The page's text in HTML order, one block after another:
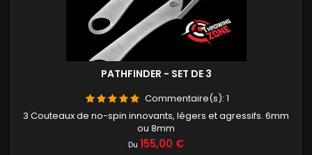
PATHFINDER - SET DE 3
Commentaire(s): 1
3 Couteaux de no-spin innovants, légers et agressifs. 6mm
ou 8mm
Du Prix
155,00 €